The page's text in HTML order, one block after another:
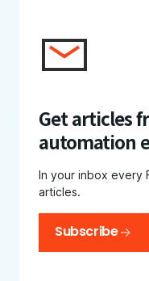
Get articles
automation
In your inbox every
articles.
Subscribe